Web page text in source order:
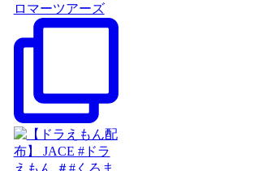
ロマーツアーズ